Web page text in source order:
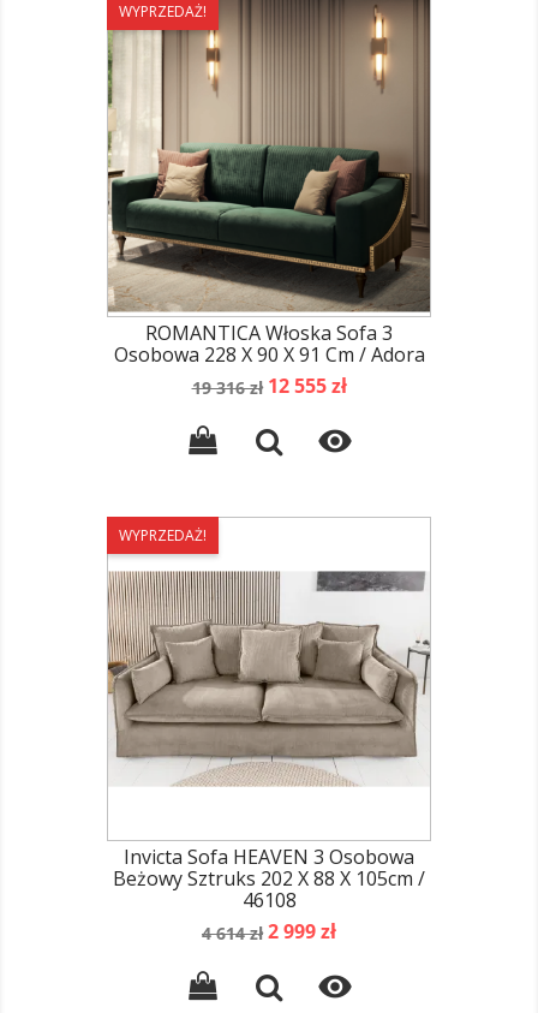
WYPRZEDAŻ!
ROMANTICA Włoska Sofa 3
Osobowa 228 X 90 X 91 Cm / Adora
Cena
19 316 zł Cena
12 555 zł

WYPRZEDAŻ!
Invicta Sofa HEAVEN 3 Osobowa
Beżowy Sztruks 202 X 88 X 105cm /
46108
Cena
4 614 zł Cena
2 999 zł
